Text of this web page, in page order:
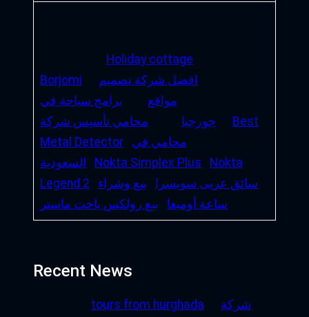
Holiday cottage
Borjomi
افضل شركة تصميم
مواقع
برامج سياحة في
جورجيا
محامي تأسيس شركة
Best
Metal Detector
محامي في
السعودية
Nokta Simplex Plus
Nokta
Legend 2
سائق عربى سويسرا
بيع وشراء
ساعة أوميغا
بيع رولكس ياخت ماستر
Recent News
tours from hurghada
شركة